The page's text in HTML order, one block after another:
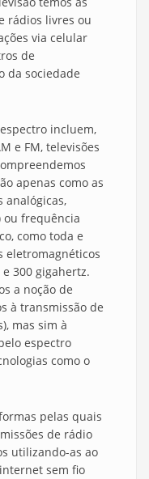
rádios livres ou
via celular
de
da sociedade
incluem,
e FM, televisões
apenas como as
analógicas,
ou frequência
como toda e
eletromagnéticos
300 gigahertz.
a noção de
à transmissão de
mas sim à
espectro
como o
pelas quais
de rádio
utilizando-as ao
sem fio